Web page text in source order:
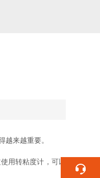
来越重要。
用转粘度计，可以